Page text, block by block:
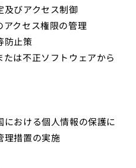
及びアクセス制御
アクセス権限の管理
防止策
たは不正ソフトウェアから
おける個人情報の保護に
理措置の実施